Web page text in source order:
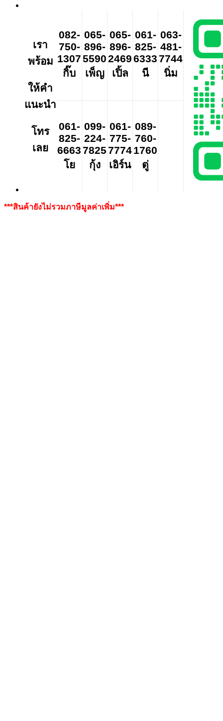
เรา
พร้อม
ให้คำ
แนะนำ
โทร
เลย
082-
750-
1307
กิ๊บ
065-
896-
5590
เพ็ญ
065-
896-
2469
เปิ้ล
061-
825-
6333
นี
063-
481-
7744
นิ่ม
061-
825-
6663
โย
099-
224-
7825
กุ้ง
061-
775-
7774
เอิร์น
089-
760-
1760
ตู่
***สินค้ายังไม่รวมภาษีมูลค่าเพิ่ม***